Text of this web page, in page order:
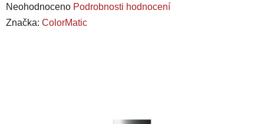
Průměrné
hodnocení
Neohodnoceno Podrobnosti hodnocení
Značka: ColorMatic